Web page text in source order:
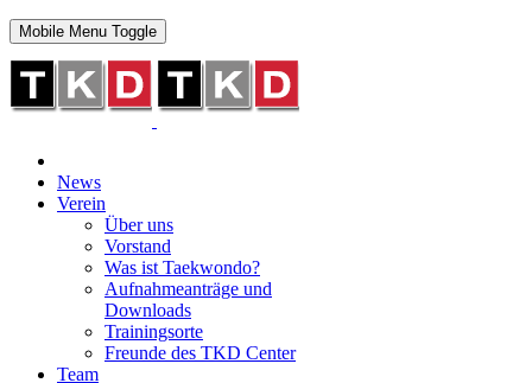
Mobile Menu Toggle
News
Verein
Über uns
Vorstand
Was ist Taekwondo?
Aufnahmeanträge und
Downloads
Trainingsorte
Freunde des TKD Center
Team